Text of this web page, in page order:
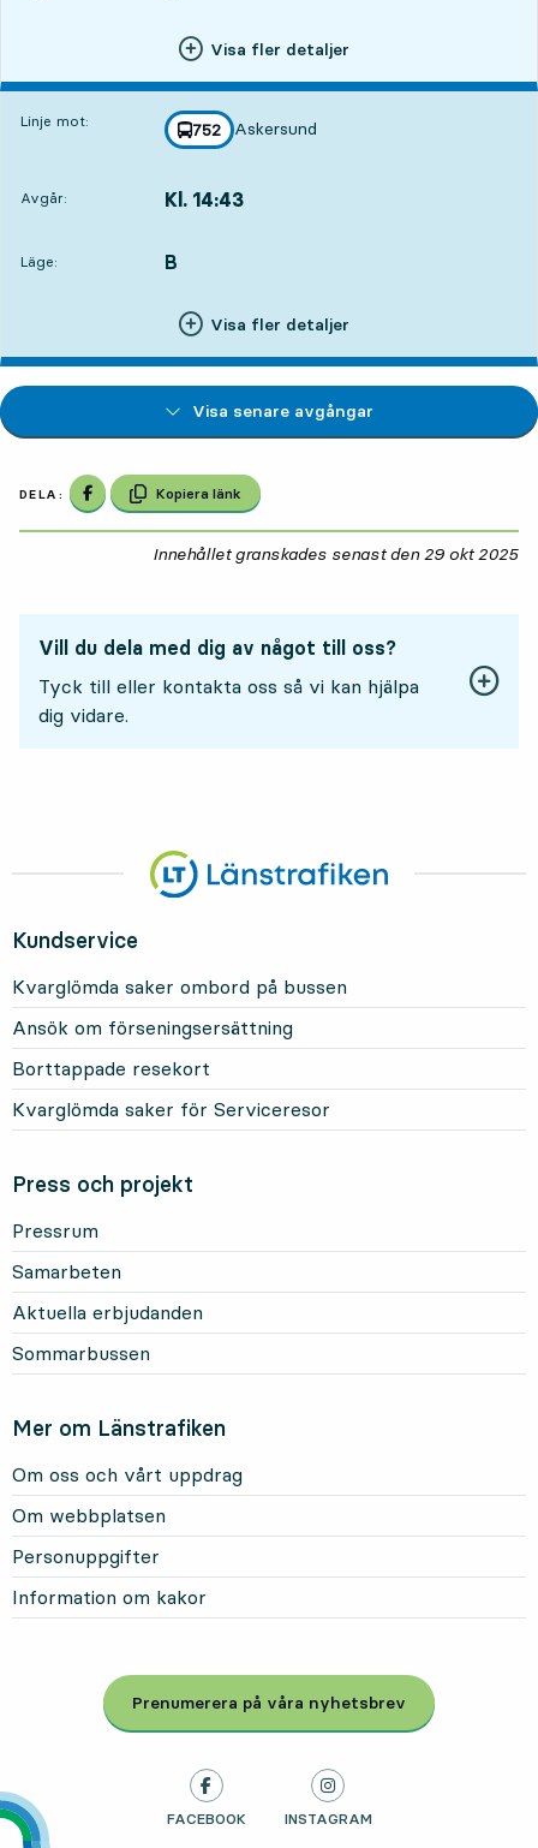
Visa fler detaljer
Linje mot: linje
752
mot
Askersund
,
Avgår: Kl. 14:43
Läge:
LÄGE, B
,
Visa fler detaljer
Visa senare avgångar
DELA: Dela på Facebook
Kopiera länk
Innehållet granskades senast den 29 okt 2025
Vill du dela med dig av något till oss?
Tyck till eller kontakta oss så vi kan hjälpa
dig vidare.
Kundservice
Kvarglömda saker ombord på bussen
Ansök om förseningsersättning
Borttappade resekort
Kvarglömda saker för Serviceresor
Press och projekt
Pressrum
Samarbeten
Aktuella erbjudanden
Sommarbussen
Mer om Länstrafiken
Om oss och vårt uppdrag
Om webbplatsen
Personuppgifter
Information om kakor
Prenumerera på våra nyhetsbrev
, Öppnas i modal
LÄNSTRAFIKEN PÅ
FACEBOOK , ÖPPNAS I NY FLIK
LÄNSTRAFIKEN PÅ
INSTAGRAM